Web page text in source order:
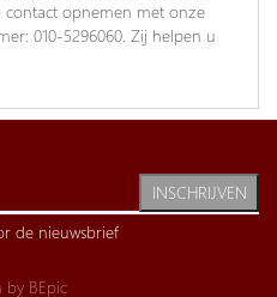
contact opnemen met onze
010-5296060. Zij helpen u
INSCHRIJVEN
de nieuwsbrief
by BEpic